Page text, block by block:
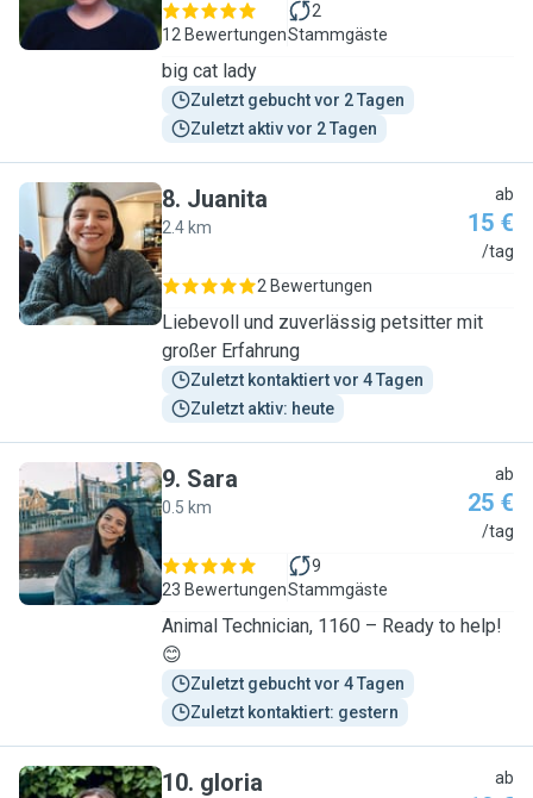
12 Bewertungen
2
Stammgäste
big cat lady
Zuletzt gebucht vor 2 Tagen
Zuletzt aktiv vor 2 Tagen
J
8. Juanita
2.4 km
ab
15 €
/tag
2 Bewertungen
Liebevoll und zuverlässig petsitter mit
großer Erfahrung
Zuletzt kontaktiert vor 4 Tagen
Zuletzt aktiv: heute
S
9. Sara
0.5 km
ab
25 €
/tag
23 Bewertungen
9
Stammgäste
Animal Technician, 1160 – Ready to help!
😊
Zuletzt gebucht vor 4 Tagen
Zuletzt kontaktiert: gestern
10. gloria ab